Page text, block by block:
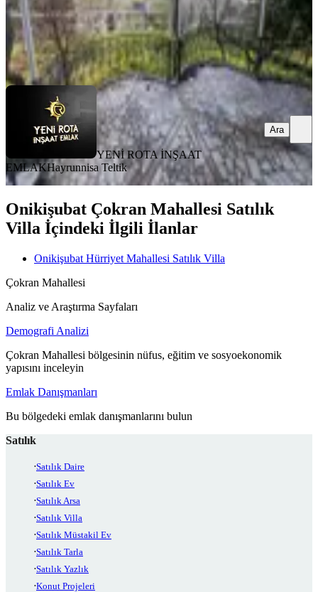
YENİ ROTA İNŞAAT EMLAKHayrunnisa Teltik
Ara
YENİ ROTA İNŞAAT
EMLAKHayrunnisa Teltik
Ara
Onikişubat Çokran Mahallesi Satılık
Villa İçindeki İlgili İlanlar
Onikişubat Hürriyet Mahallesi Satılık Villa
Çokran Mahallesi
Analiz ve Araştırma Sayfaları
Demografi Analizi
Çokran Mahallesi bölgesinin nüfus, eğitim ve sosyoekonomik
yapısını inceleyin
Emlak Danışmanları
Bu bölgedeki emlak danışmanlarını bulun
Satılık
Satılık Daire
Satılık Ev
Satılık Arsa
Satılık Villa
Satılık Müstakil Ev
Satılık Tarla
Satılık Yazlık
Konut Projeleri